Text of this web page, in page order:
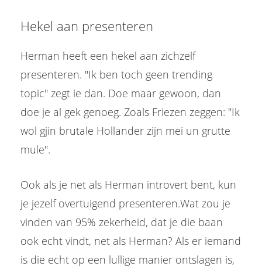
Hekel aan presenteren
Herman heeft een hekel aan zichzelf
presenteren. "Ik ben toch geen trending
topic" zegt ie dan. Doe maar gewoon, dan
doe je al gek genoeg. Zoals Friezen zeggen: "Ik
wol gjin brutale Hollander zijn mei un grutte
mule".
Ook als je net als Herman introvert bent, kun
je jezelf overtuigend presenteren.Wat zou je
vinden van 95% zekerheid, dat je die baan
ook echt vindt, net als Herman? Als er iemand
is die echt op een lullige manier ontslagen is,